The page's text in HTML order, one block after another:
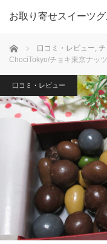
お取り寄せスイーツ
ホーム 口コミ・レビュー, チ
ChociTokyo/チョキ東京ナッ
口コミ・レビュー